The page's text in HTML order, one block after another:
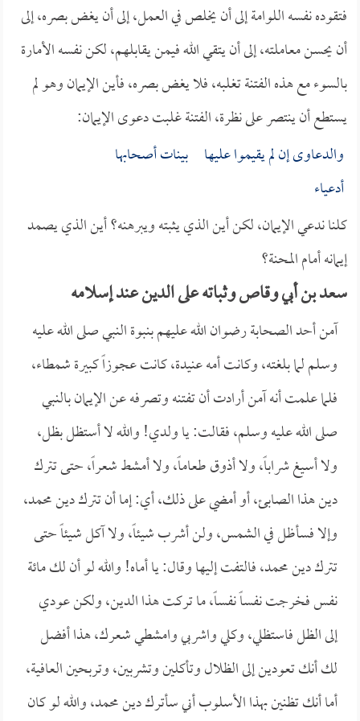
فتقوده نفسه اللوامة إلى أن يخلص في العمل، إلى أن يغض بصره، إلى
أن يحسن معاملته، إلى أن يتقي الله فيمن يقابلهم، لكن نفسه الأمارة
بالسوء مع هذه الفتنة تغلبه، فلا يغض بصره، فأين الإيمان وهو لم
يستطع أن ينتصر على نظرة، الفتنة غلبت دعوى الإيمان:
والدعاوى إن لم يقيموا عليها بينات أصحابها
أدعياء
كلنا ندعي الإيمان، لكن أين الذي يثبته ويبرهنه؟ أين الذي يصمد
إيمانه أمام المحنة؟
سعد بن أبي وقاص وثباته على الدين عند إسلامه
آمن أحد الصحابة رضوان الله عليهم بنبوة النبي صلى الله عليه
وسلم لما بلغته، وكانت أمه عنيدة، كانت عجوزاً كبيرة شمطاء،
فلما علمت أنه آمن أرادت أن تفتنه وتصرفه عن الإيمان بالنبي
صلى الله عليه وسلم، فقالت: يا ولدي! والله لا أستظل بظل،
ولا أسيغ شراباً، ولا أذوق طعاماً، ولا أمشط شعراً، حتى تترك
دين هذا الصابئ، أو أمضي على ذلك، أي: إما أن تترك دين محمد،
وإلا فسأظل في الشمس، ولن أشرب شيئاً، ولا آكل شيئاً حتى
تترك دين محمد، فالتفت إليها وقال: يا أماه! والله لو أن لك مائة
نفس فخرجت نفساً نفساً، ما تركت هذا الدين، ولكن عودي
إلى الظل فاستظلي، وكلي واشربي وامشطي شعرك، هذا أفضل
لك أنك تعودين إلى الظلال وتأكلين وتشربين، وتربحين العافية،
أما أنك تظنين بهذا الأسلوب أني سأترك دين محمد، والله لو كان